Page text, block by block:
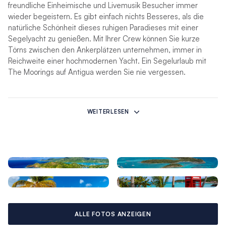
freundliche Einheimische und Livemusik Besucher immer
wieder begeistern. Es gibt einfach nichts Besseres, als die
natürliche Schönheit dieses ruhigen Paradieses mit einer
Segelyacht zu genießen. Mit Ihrer Crew können Sie kurze
Törns zwischen den Ankerplätzen unternehmen, immer in
Reichweite einer hochmodernen Yacht. Ein Segelurlaub mit
The Moorings auf Antigua werden Sie nie vergessen.
Antigua Highlights
Es gibt hier viel zu sehen und zu tun, sowohl an Land als auch
suchen weltweit ihresgleichen, das Inselleben ist
unvergleichlich und Antiguas seltene Schwarze Ananas ist die
süßeste der Welt. Schnorcheln Sie an unberührten
begegnen können, unternehmen Sie eine gemütliche
Wanderung zum historischen Fort Barrington, oder erleben Sie
den ultimativen Adrenalinstoß auf einer Riesenseilrutsche
WEITERLESEN
ALLE FOTOS ANZEIGEN